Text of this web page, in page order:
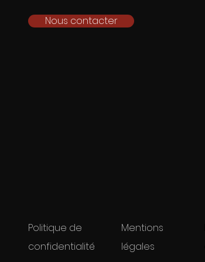
Nous contacter
Politique de
confidentialité
Mentions
légales